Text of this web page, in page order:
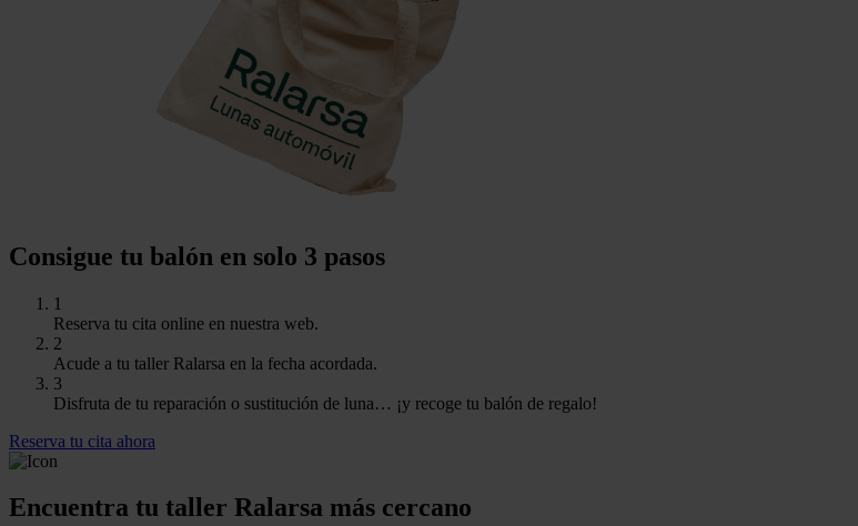
Consigue tu balón en solo 3 pasos
1
Reserva tu cita online en nuestra web.
2
Acude a tu taller Ralarsa en la fecha acordada.
3
Disfruta de tu reparación o sustitución de luna… ¡y recoge tu balón de regalo!
Reserva tu cita ahora
Encuentra tu taller Ralarsa más cercano